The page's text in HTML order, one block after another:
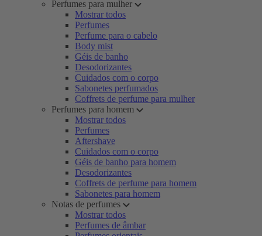
Perfumes para mulher
Mostrar todos
Perfumes
Perfume para o cabelo
Body mist
Géis de banho
Desodorizantes
Cuidados com o corpo
Sabonetes perfumados
Coffrets de perfume para mulher
Perfumes para homem
Mostrar todos
Perfumes
Aftershave
Cuidados com o corpo
Géis de banho para homem
Desodorizantes
Coffrets de perfume para homem
Sabonetes para homem
Notas de perfumes
Mostrar todos
Perfumes de âmbar